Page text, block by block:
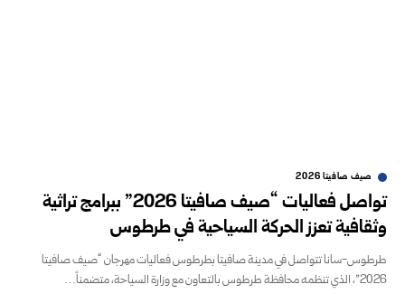
صيف صافيتا 2026
تواصل فعاليات “صيف صافيتا 2026” ببرامج تراثية
وثقافية تعزز الحركة السياحية في طرطوس
طرطوس-سانا تتواصل في مدينة صافيتا بطرطوس فعاليات مهرجان “صيف صافيتا
2026”، الذي تنظمه محافظة طرطوس بالتعاون مع وزارة السياحة، متضمناً…